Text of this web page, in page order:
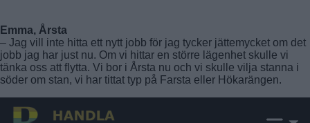
Emma, Årsta
– Jag vill inte hitta ett nytt jobb för jag tycker jättemycket om det
jobb jag har just nu. Om vi hittar en större lägenhet skulle vi
tänka oss att flytta. Vi bor i Årsta nu och vi skulle vilja stanna i
söder om stan, vi har tittat typ på Farsta eller Hökarängen.